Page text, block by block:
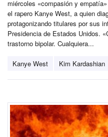
miércoles «compasión y
el rapero Kanye West, a quien
protagonizando titulares por sus
Presidencia de Estados Unidos.
trastorno bipolar. Cualquiera...
Kanye West Kim Kardashian